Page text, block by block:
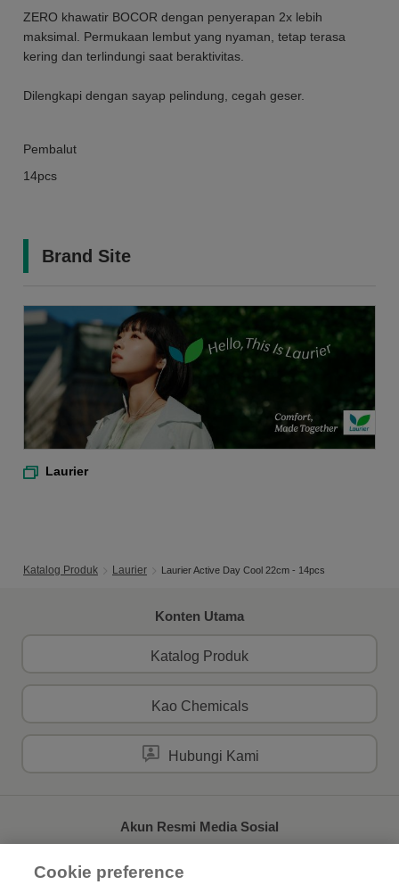
ZERO khawatir BOCOR dengan penyerapan 2x lebih
maksimal. Permukaan lembut yang nyaman, tetap terasa
kering dan terlindungi saat beraktivitas.
Dilengkapi dengan sayap pelindung, cegah geser.
Pembalut
14pcs
Brand Site
Laurier
Katalog Produk Laurier Laurier Active Day Cool 22cm - 14pcs
Konten Utama
Katalog Produk
Kao Chemicals
Hubungi Kami
Akun Resmi Media Sosial
Cookie preference